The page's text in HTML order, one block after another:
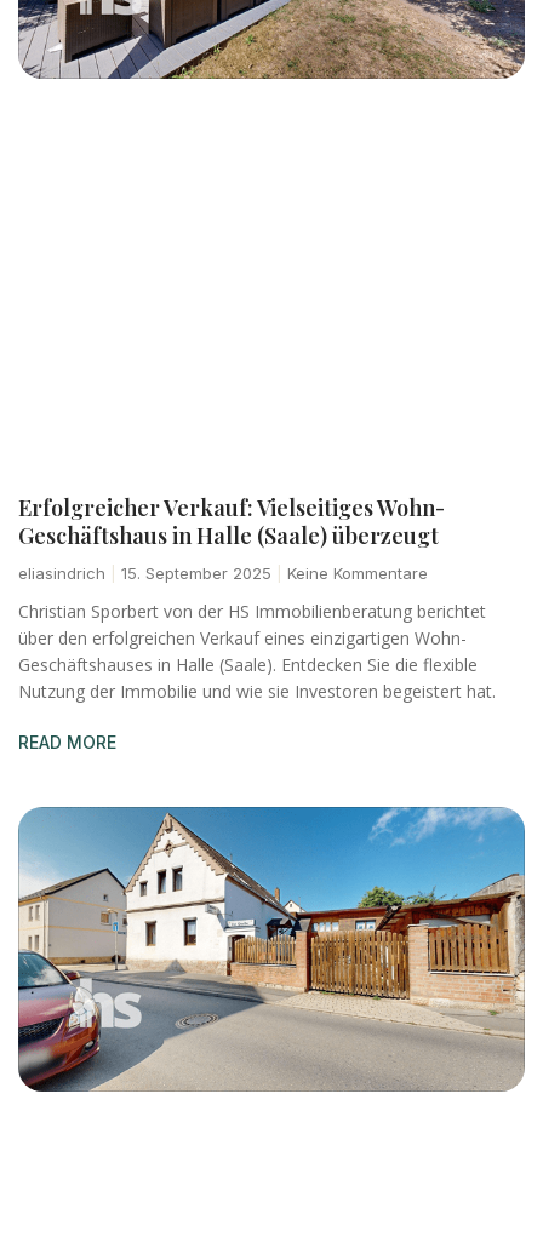
Erfolgreicher Verkauf: Vielseitiges Wohn-
Geschäftshaus in Halle (Saale) überzeugt
eliasindrich 15. September 2025 Keine Kommentare
Christian Sporbert von der HS Immobilienberatung berichtet
über den erfolgreichen Verkauf eines einzigartigen Wohn-
Geschäftshauses in Halle (Saale). Entdecken Sie die flexible
Nutzung der Immobilie und wie sie Investoren begeistert hat.
READ MORE